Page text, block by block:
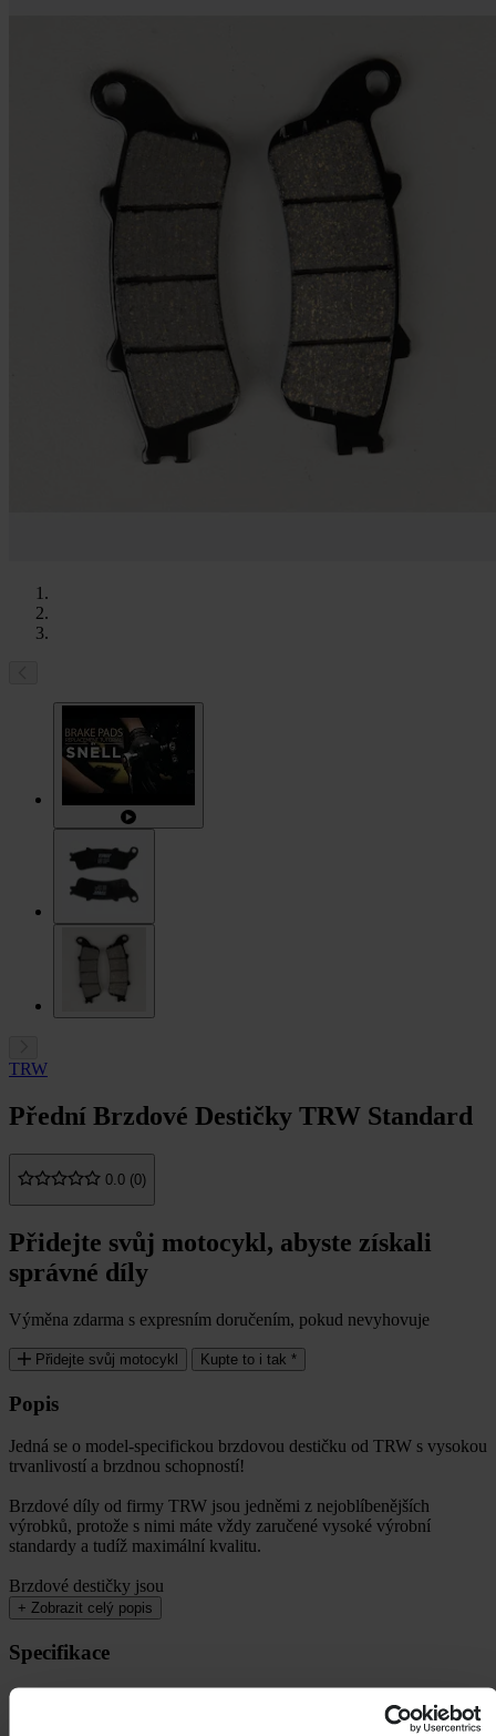
TRW
Přední Brzdové Destičky TRW Standard
0.0 (0)
Přidejte svůj motocykl, abyste získali
správné díly
Výměna zdarma s expresním doručením, pokud nevyhovuje
Přidejte svůj motocykl Kupte to i tak *
Popis
Jedná se o model-specifickou brzdovou destičku od TRW s vysokou
trvanlivostí a brzdnou schopností!
Brzdové díly od firmy TRW jsou jedněmi z nejoblíbenějších
výrobků, protože s nimi máte vždy zaručené vysoké výrobní
standardy a tudíž maximální kvalitu.
Brzdové destičky jsou
+ Zobrazit celý popis
Specifikace